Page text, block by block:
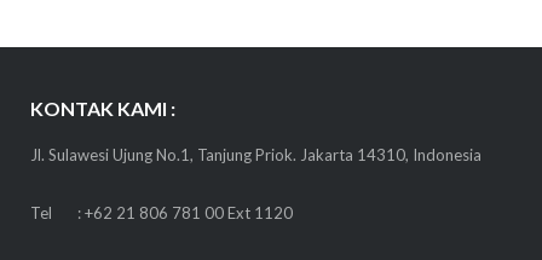
KONTAK KAMI :
Jl. Sulawesi Ujung No.1, Tanjung Priok. Jakarta 14310, Indonesia
Tel : +62 21 806 781 00 Ext 1120